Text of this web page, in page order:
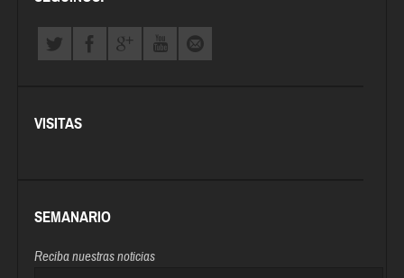
VISITAS
SEMANARIO
Reciba nuestras noticias